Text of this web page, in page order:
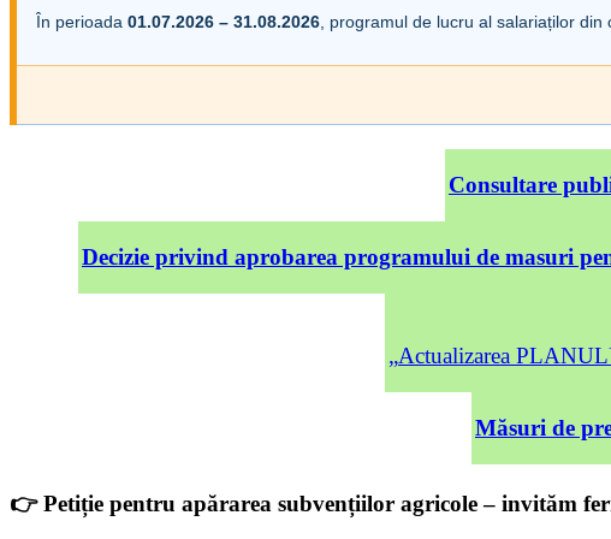
În perioada 01.07.2026 – 31.08.2026 , programul de lucru al salariaților
Consultare
Decizie privind aprobarea programului de masuri
„Actualizarea
Măsuri de
👉 Petiție pentru apărarea subvențiilor agricole – invităm